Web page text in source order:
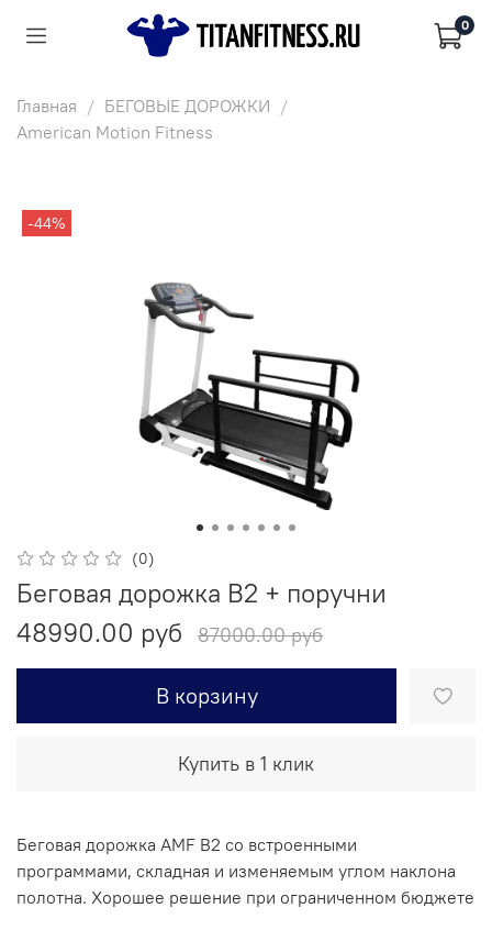
0
Главная
БЕГОВЫЕ ДОРОЖКИ
American Motion Fitness
-44%
(0)
Беговая дорожка В2 + поручни
48990.00 руб
87000.00 руб
В корзину
Купить в 1 клик
Беговая дорожка AMF B2 со встроенными
программами, складная и изменяемым углом наклона
полотна. Хорошее решение при ограниченном бюджете